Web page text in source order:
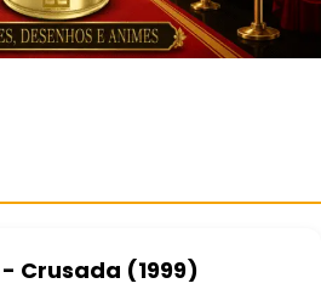
Crusada (1999)